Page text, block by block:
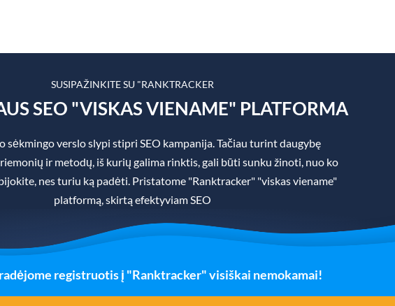
SUSIPAŽINKITE SU "RANKTRACKER
SEO "VISKAS VIENAME" PLATFORMA
sėkmingo verslo slypi stipri SEO kampanija. Tačiau turint daugybę
ir metodų, iš kurių galima rinktis, gali būti sunku žinoti, nuo ko
nes turiu ką padėti. Pristatome "Ranktracker" "viskas viename"
platformą, skirtą efektyviam SEO
registruotis į "Ranktracker" visiškai nemokamai!